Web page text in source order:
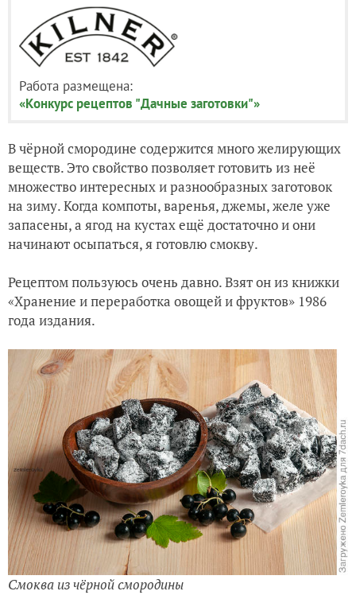
Работа размещена:
«Конкурс рецептов "Дачные заготовки"»
В чёрной смородине содержится много желирующих
веществ. Это свойство позволяет готовить из неё
множество интересных и разнообразных заготовок
на зиму. Когда компоты, варенья, джемы, желе уже
запасены, а ягод на кустах ещё достаточно и они
начинают осыпаться, я готовлю смокву.
Рецептом пользуюсь очень давно. Взят он из книжки
«Хранение и переработка овощей и фруктов» 1986
года издания.
Смоква из чёрной смородины